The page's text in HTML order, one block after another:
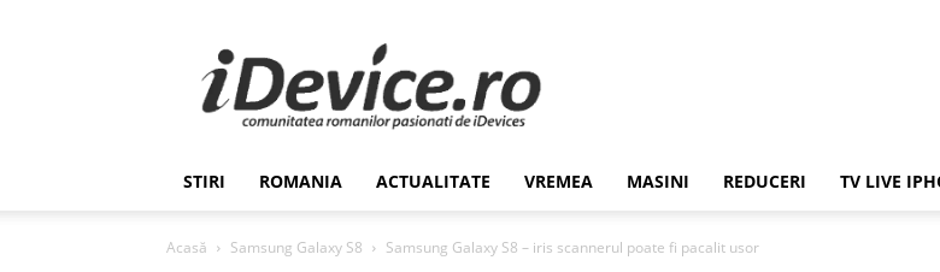
Stiri
de
Ultima
Ora
Romania,
Economie,
STIRI ROMANIA ACTUALITATE VREMEA MASINI REDUCERI TV LIVE
Acasă Samsung Galaxy S8 Samsung Galaxy S8 – iris scannerul poate fi pacalit usor